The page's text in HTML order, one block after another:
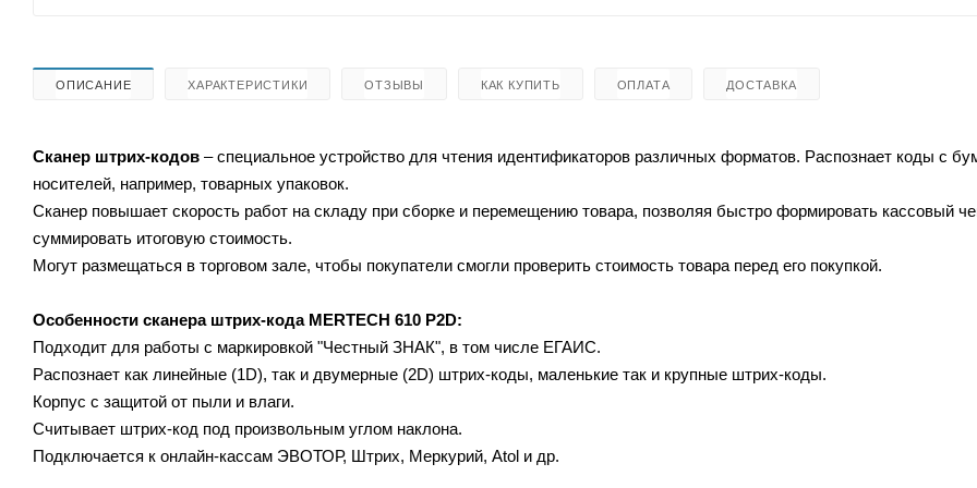
ОПИСАНИЕ ХАРАКТЕРИСТИКИ ОТЗЫВЫ КАК КУПИТЬ ОПЛАТА ДОСТАВКА
Сканер штрих-кодов – специальное устройство для чтения идентификаторов различных форматов. Распознает коды с
носителей, например, товарных упаковок.
Сканер повышает скорость работ на складу при сборке и перемещению товара, позволяя быстро формировать кассовый
суммировать итоговую стоимость.
Могут размещаться в торговом зале, чтобы покупатели смогли проверить стоимость товара перед его покупкой.
Особенности сканера штрих-кода MERTECH 610 P2D:
Подходит для работы с маркировкой "Честный ЗНАК", в том числе ЕГАИС.
Распознает как линейные (1D), так и двумерные (2D) штрих-коды, маленькие так и крупные штрих-коды.
Корпус с защитой от пыли и влаги.
Считывает штрих-код под произвольным углом наклона.
Подключается к онлайн-кассам ЭВОТОР, Штрих, Меркурий, Atol и др.